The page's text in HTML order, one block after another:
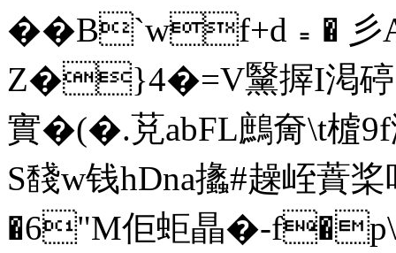
��B`wf+d﹦�
Z�}4�=V黳搱I渇碠
實�(�.莌abFL鷓奝\t樝
S馢w钱hDna攭#趮峌
�6"M佢蚷瞐�-